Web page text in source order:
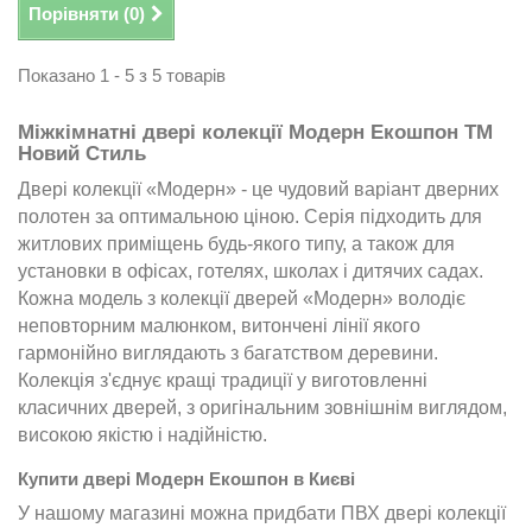
Порівняти (0)
Показано 1 - 5 з 5 товарів
Міжкімнатні двері колекції Модерн Екошпон ТМ
Новий Стиль
Двері колекції «Модерн» - це чудовий варіант дверних
полотен за оптимальною ціною. Серія підходить для
житлових приміщень будь-якого типу, а також для
установки в офісах, готелях, школах і дитячих садах.
Кожна модель з колекції дверей «Модерн» володіє
неповторним малюнком, витончені лінії якого
гармонійно виглядають з багатством деревини.
Колекція з'єднує кращі традиції у виготовленні
класичних дверей, з оригінальним зовнішнім виглядом,
високою якістю і надійністю.
Купити двері Модерн Екошпон в Києві
У нашому магазині можна придбати ПВХ двері колекції